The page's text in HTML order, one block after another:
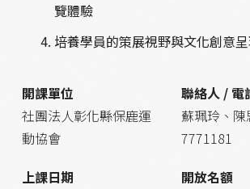
覽體驗
培養學員的策展視野與文化創意
開課單位
社團法人彰化縣保鹿運
動協會
聯絡人 / 電
蘇珮玲、
7771181
上課日期
開放名額